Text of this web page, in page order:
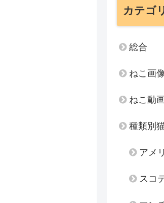
カテゴ
総合
ねこ画
ねこ動
種類別
アメ
スコ